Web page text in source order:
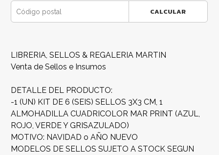
CALCULAR
LIBRERIA, SELLOS & REGALERIA MARTIN
Venta de Sellos e Insumos
DETALLE DEL PRODUCTO:
-1 (UN) KIT DE 6 (SEIS) SELLOS 3X3 CM, 1
ALMOHADILLA CUADRICOLOR MAR PRINT (AZUL,
ROJO, VERDE Y GRISAZULADO)
MOTIVO: NAVIDAD o AÑO NUEVO
MODELOS DE SELLOS SUJETO A STOCK SEGUN